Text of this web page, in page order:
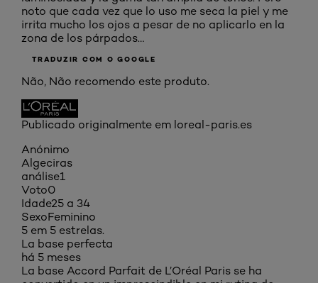
noto que cada vez que lo uso me seca la piel y me
irrita mucho los ojos a pesar de no aplicarlo en la
zona de los párpados…
TRADUZIR COM O GOOGLE
Não, Não recomendo este produto.
Publicado originalmente em loreal-paris.es
Anónimo
Algeciras
análise1
Voto0
Idade25 a 34
SexoFeminino
5 em 5 estrelas.
La base perfecta
há 5 meses
La base Accord Parfait de L’Oréal Paris se ha